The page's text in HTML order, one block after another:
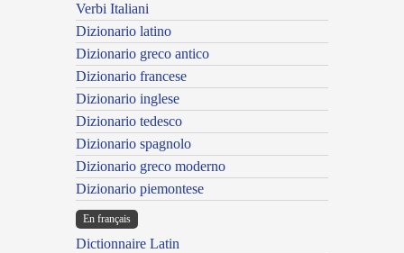
Verbi Italiani
Dizionario latino
Dizionario greco antico
Dizionario francese
Dizionario inglese
Dizionario tedesco
Dizionario spagnolo
Dizionario greco moderno
Dizionario piemontese
En français
Dictionnaire Latin